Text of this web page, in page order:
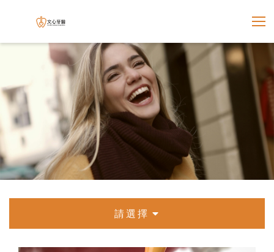
文心牙醫聯合診所
展開
請選擇